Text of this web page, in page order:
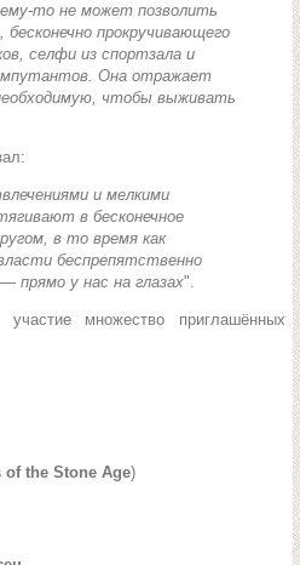
то не может позволить
бесконечно прокручивающего
селфи из спортзала и
Она отражает
чтобы выживать
и мелкими
в бесконечное
в то время как
беспрепятственно
прямо у нас на глазах".
множество приглашённых
of the Stone Age)